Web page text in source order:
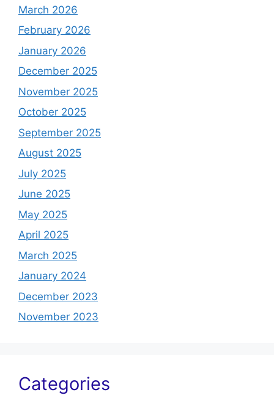
March 2026
February 2026
January 2026
December 2025
November 2025
October 2025
September 2025
August 2025
July 2025
June 2025
May 2025
April 2025
March 2025
January 2024
December 2023
November 2023
Categories